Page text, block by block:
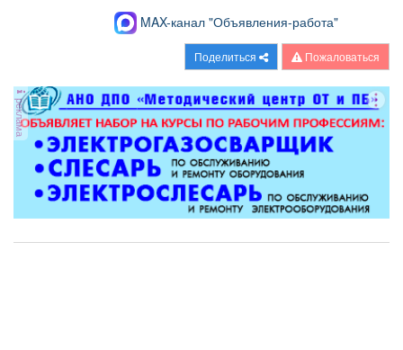
MAX-канал "Объявления-работа"
Поделиться Пожаловаться
реклама